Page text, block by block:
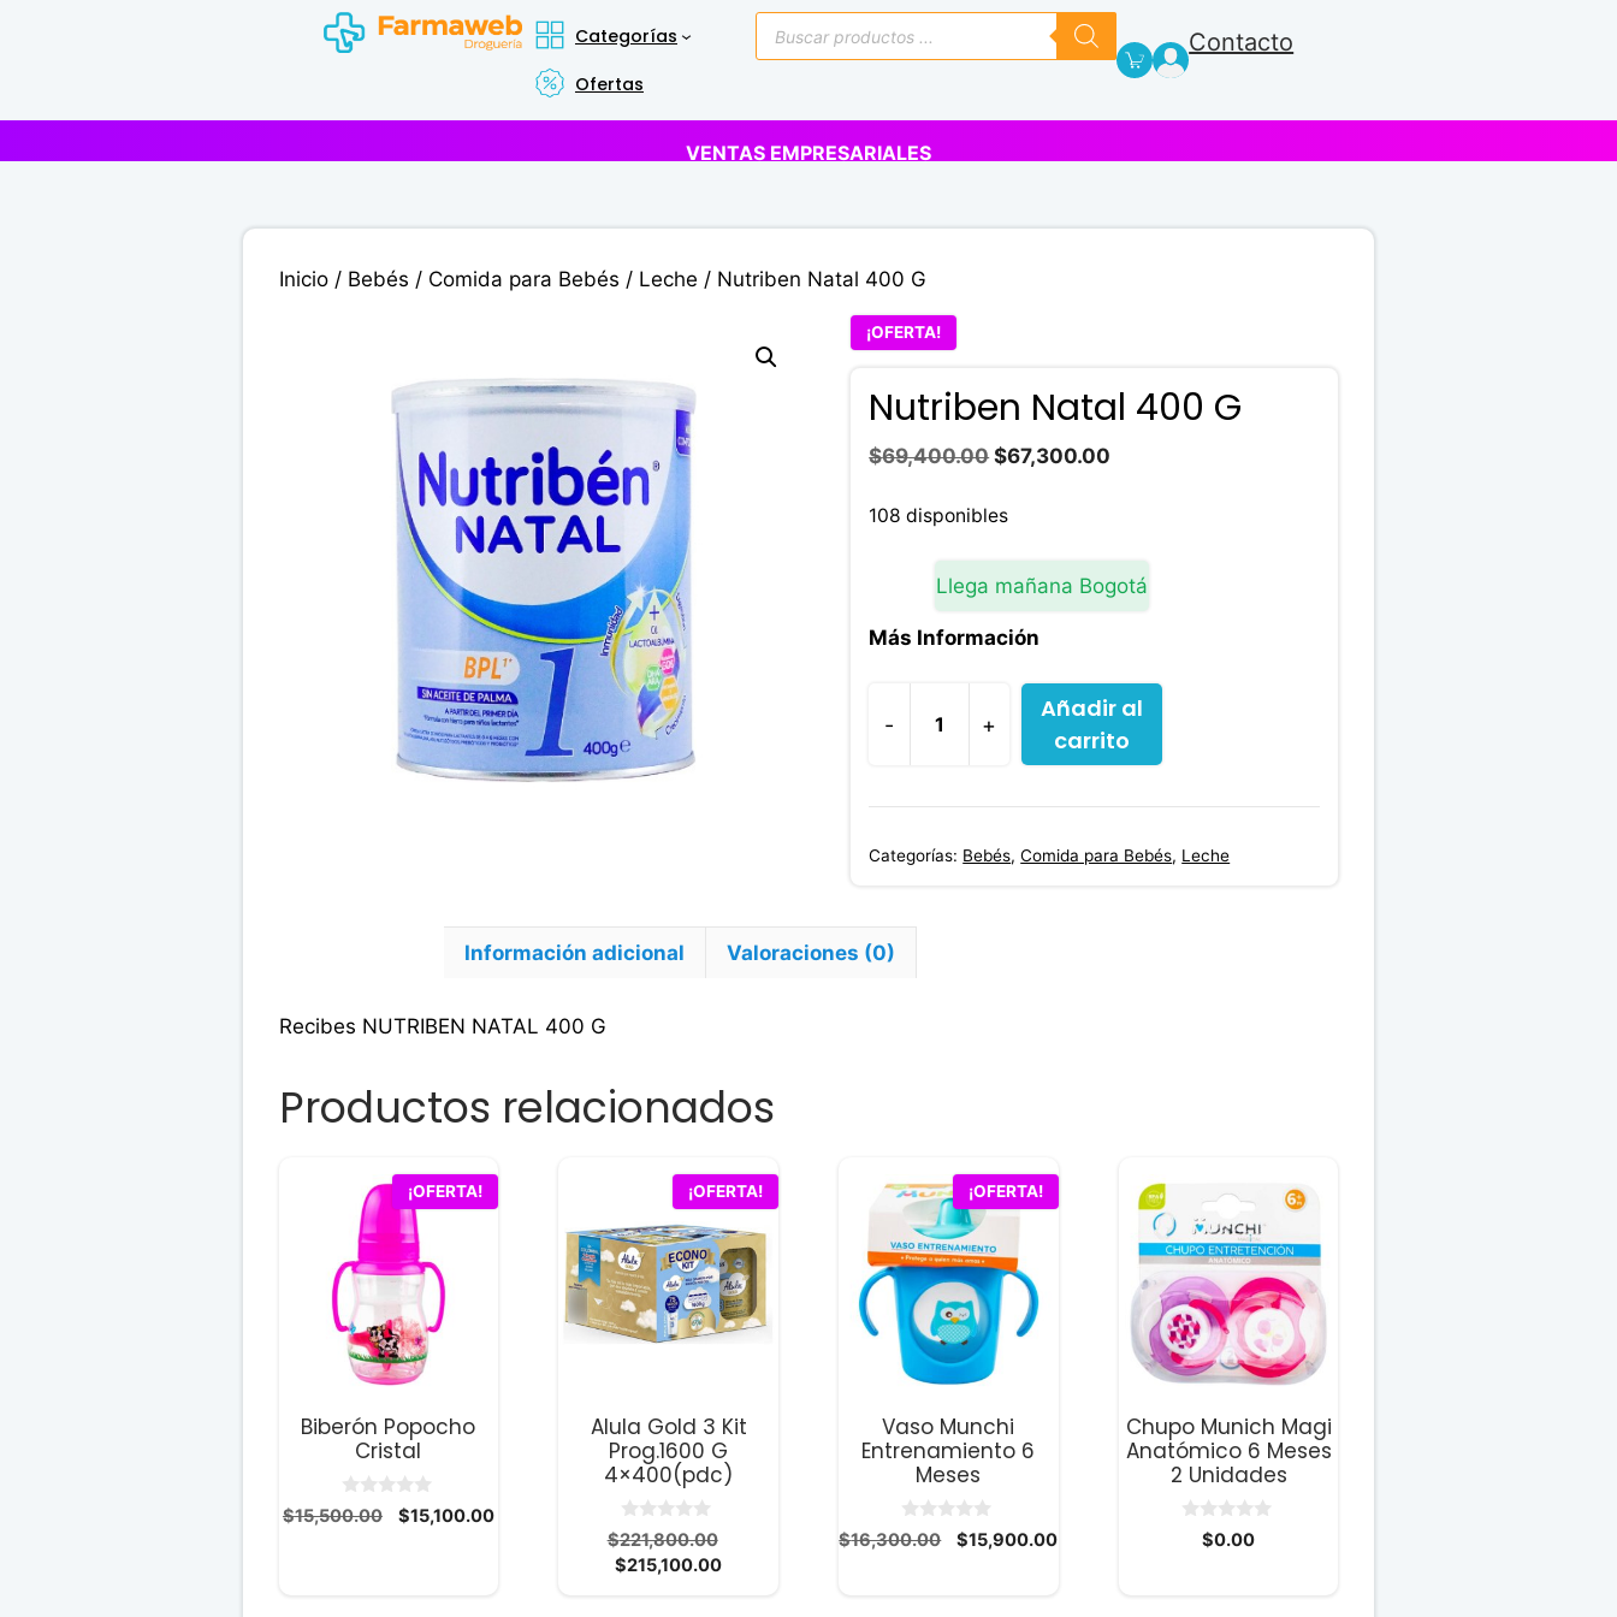
Categorías
Ofertas
Búsqueda
de
productos
Contacto
Inicio/ Bebés / Comida para Bebés / Leche / Nutriben Natal 400 G
¡OFERTA!
Nutriben Natal 400 G
$69,400.00El
original
$69,400.00.
$67,300.00
$67,300.00.
108 disponibles
Llega mañana Bogotá
Más Información
-
Nutriben
Natal
400
cantidad
+
Añadir al
carrito
Categorías: Bebés,Comida para Bebés, Leche
Información adicional Valoraciones (0)
Recibes NUTRIBEN NATAL 400 G
Productos relacionados
¡OFERTA!
Biberón Popocho
Cristal
0
d
$15,500.00
El
$15,100.00El
¡OFERTA!
Alula Gold 3 Kit
Prog.1600 G
4×400(pdc)
0
d
e
$221,800.00
$215,100.00El
¡OFERTA!
Vaso Munchi
Entrenamiento 6
Meses
0
d
$16,300.00
El
$15,900.00El
Chupo Munich Magi
Anatómico 6 Meses
2 Unidades
$0.00